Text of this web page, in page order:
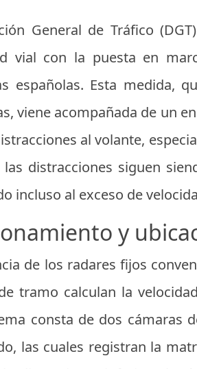
General de Tráfico
vial con la puesta en
españolas. Esta medida,
viene acompañada de un
al volante,
las distracciones siguen
incluso al exceso de
y
de los radares fijos
tramo calculan la
consta de dos
las cuales registran la